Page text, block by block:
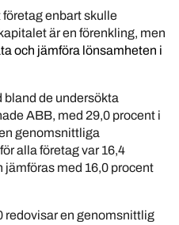
enbart skulle
är en förenkling, men
och jämföra lönsamheten i
de undersökta
ABB, med 29,0 procent i
genomsnittliga
alla företag var 16,4
jämföras med 16,0 procent
redovisar en genomsnittlig